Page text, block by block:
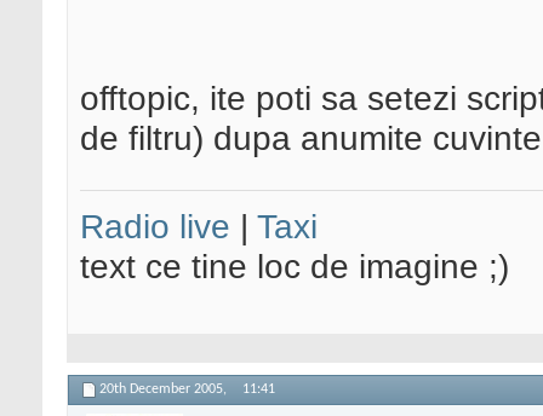
offtopic, ite poti sa setezi
de filtru) dupa anumite
Radio live | Taxi
text ce tine loc de imagine ;)
20th December 2005, 11:41